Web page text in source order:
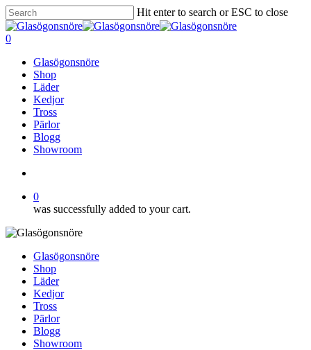
Skip
to
main
Hit enter to search or ESC to close
Close
Search
search
0
Glasögonsnöre
Shop
Läder
Kedjor
Tross
Pärlor
Blogg
Showroom
0
was successfully added to your cart.
Glasögonsnöre
Shop
Läder
Kedjor
Tross
Pärlor
Blogg
Showroom